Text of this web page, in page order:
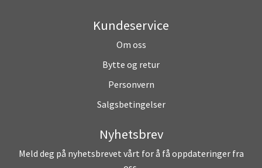
Kundeservice
Om oss
Bytte og retur
Personvern
Salgsbetingelser
Nyhetsbrev
Meld deg på nyhetsbrevet vårt for å få oppdateringer fra